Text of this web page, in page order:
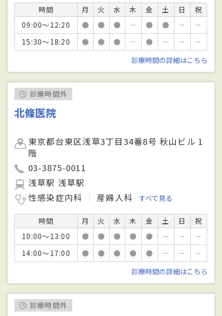
時間 月 火 水 木 金 土 日
祝
09:00～12:20
● ● ● － ● ● －
－
15:30～18:20
● ● ● － ● － －
－
診療時間の詳細はこちら
診療時間外
北條医院
東京都台東区浅草3丁目34番8号 秋山ビル 1
階
03-3875-0011
浅草駅 浅草駅
性感染症内科
産婦人科 すべて見る
時間 月 火 水 木 金 土 日
祝
10:00～13:00
● ● ● ● ● － －
－
14:00～17:00
● ● ● ● ● － －
－
診療時間の詳細はこちら
診療時間外